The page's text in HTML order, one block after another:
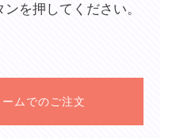
を押してください。
ームでのご注文